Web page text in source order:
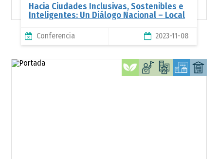
Hacia Ciudades Inclusivas, Sostenibles e
Inteligentes: Un Diálogo Nacional – Local
Conferencia 2023-11-08